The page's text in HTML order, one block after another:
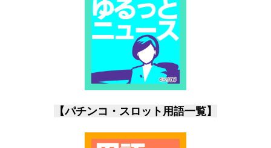
【パチンコ・スロット用語一覧】